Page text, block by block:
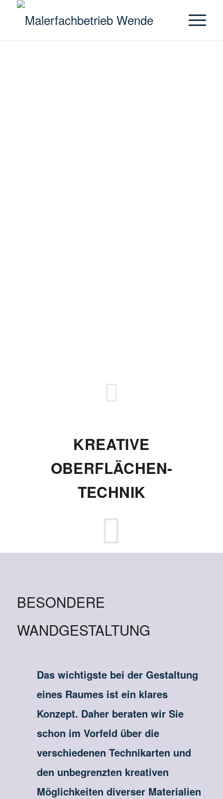
KREATIVE
OBERFLÄCHEN-
TECHNIK
BESONDERE
WANDGESTALTUNG
Das wichtigste bei der Gestaltung
eines Raumes ist ein klares
Konzept. Daher beraten wir Sie
schon im Vorfeld über die
verschiedenen Technikarten und
den unbegrenzten kreativen
Möglichkeiten diverser Materialien